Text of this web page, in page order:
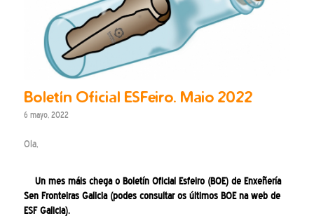
Boletín Oficial ESFeiro. Maio 2022
6 mayo, 2022
Ola,
Un mes máis chega o Boletín Oficial Esfeiro (BOE) de Enxeñería
Sen Fronteiras Galicia (podes consultar os últimos BOE na webde
ESF Galicia).